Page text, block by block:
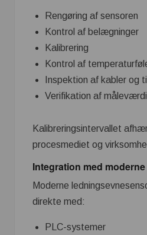
Rengøring af sensoren
Kontrol af belægninger
Kalibrering
Kontrol af
Inspektion af kabler og
Verifikation af
Kalibreringsintervallet
procesmediet og
Integration med
Moderne
direkte med:
PLC-systemer